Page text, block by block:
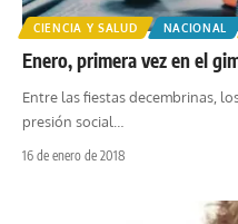
CIENCIA Y SALUD NACIONAL
Enero, primera vez en el
Entre las fiestas decembrinas,
presión social
16 de enero de 2018